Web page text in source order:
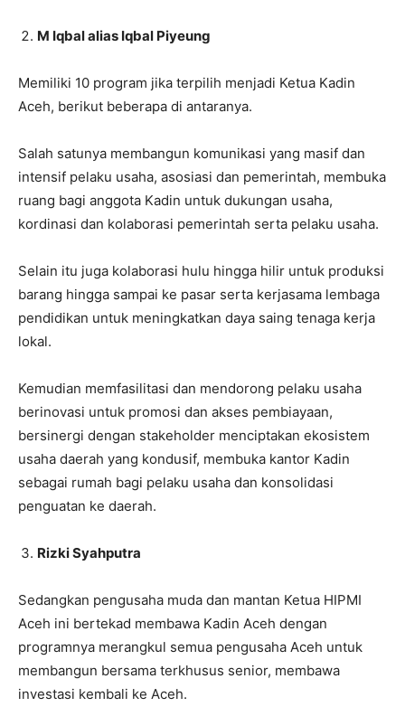
M Iqbal alias Iqbal Piyeung
Memiliki 10 program jika terpilih menjadi Ketua Kadin
Aceh, berikut beberapa di antaranya.
Salah satunya membangun komunikasi yang masif dan
intensif pelaku usaha, asosiasi dan pemerintah, membuka
ruang bagi anggota Kadin untuk dukungan usaha,
kordinasi dan kolaborasi pemerintah serta pelaku usaha.
Selain itu juga kolaborasi hulu hingga hilir untuk produksi
barang hingga sampai ke pasar serta kerjasama lembaga
pendidikan untuk meningkatkan daya saing tenaga kerja
lokal.
Kemudian memfasilitasi dan mendorong pelaku usaha
berinovasi untuk promosi dan akses pembiayaan,
bersinergi dengan stakeholder menciptakan ekosistem
usaha daerah yang kondusif, membuka kantor Kadin
sebagai rumah bagi pelaku usaha dan konsolidasi
penguatan ke daerah.
Rizki Syahputra
Sedangkan pengusaha muda dan mantan Ketua HIPMI
Aceh ini bertekad membawa Kadin Aceh dengan
programnya merangkul semua pengusaha Aceh untuk
membangun bersama terkhusus senior, membawa
investasi kembali ke Aceh.